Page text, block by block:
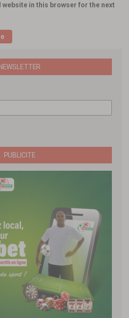
website in this browser for the next
NEWSLETTER
PUBLICITE